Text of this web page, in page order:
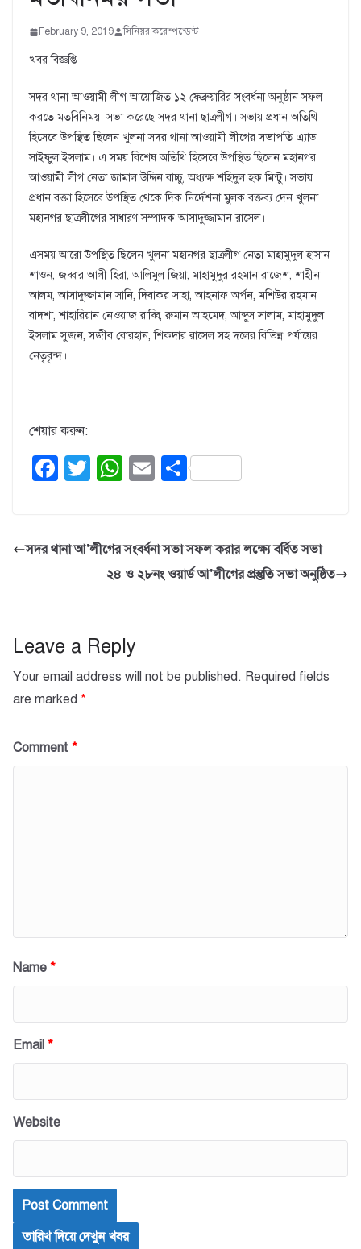
February 9, 2019 সিনিয়র করেস্পন্ডেন্ট
খবর বিজ্ঞপ্তি
সদর থানা আওয়ামী লীগ আয়োজিত ১২ ফেব্রুয়ারির সংবর্ধনা অনুষ্ঠান সফল
করতে মতবিনিময় সভা করেছে সদর থানা ছাত্রলীগ। সভায় প্রধান অতিথি
হিসেবে উপস্থিত ছিলেন খুলনা সদর থানা আওয়ামী লীগের সভাপতি এ্যাড
সাইফুল ইসলাম। এ সময় বিশেষ অতিথি হিসেবে উপস্থিত ছিলেন মহানগর
আওয়ামী লীগ নেতা জামাল উদ্দিন বাচ্চু, অধ্যক্ষ শহিদুল হক মিন্টু। সভায়
প্রধান বক্তা হিসেবে উপস্থিত থেকে দিক নির্দেশনা মুলক বক্তব্য দেন খুলনা
মহানগর ছাত্রলীগের সাধারণ সম্পাদক আসাদুজ্জামান রাসেল।
এসময় আরো উপস্থিত ছিলেন খুলনা মহানগর ছাত্রলীগ নেতা মাহামুদুল হাসান
শাওন, জব্বার আলী হিরা, আলিমুল জিয়া, মাহামুদুর রহমান রাজেশ, শাহীন
আলম, আসাদুজ্জামান সানি, দিবাকর সাহা, আহনাফ অর্পন, মশিউর রহমান
বাদশা, শাহারিয়ান নেওয়াজ রাব্বি, রুমান আহমেদ, আব্দুস সালাম, মাহামুদুল
ইসলাম সুজন, সজীব বোরহান, শিকদার রাসেল সহ দলের বিভিন্ন পর্যায়ের
নেতৃবৃন্দ।
শেয়ার করুন:
F
e
k
T
er
W
s
A
E S
e
সদর থানা আ’লীগের সংবর্ধনা সভা সফল করার লক্ষ্যে বর্ধিত সভা
২৪ ও ২৮নং ওয়ার্ড আ’লীগের প্রস্তুতি সভা অনুষ্ঠিত
Leave a Reply
Your email address will not be published. Required fields
are marked *
Comment *
Name *
Email *
Website
তারিখ দিয়ে দেখুন খবর